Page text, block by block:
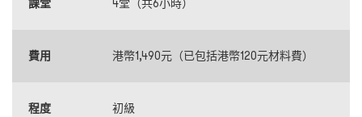
課堂 4堂（共6小時）
費用 港幣1,490元（已包括港幣120元材料費）
程度 初級